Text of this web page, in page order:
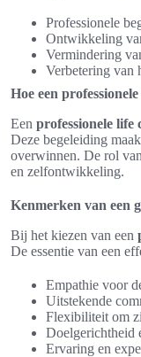
Professionele
Ontwikkeling
Vermindering
Verbetering van
Hoe een
Een professionele life
Deze begeleiding
overwinnen. De rol
en zelfontwikkeling.
Kenmerken van een
Bij het kiezen van een
De essentie van een
Empathie voor
Uitstekende
Flexibiliteit om
Doelgerichtheid
Ervaring en